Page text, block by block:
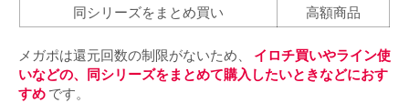
同シリーズをまとめ買い
高額商品
メガポは還元回数の制限がないため、
イロチ買いやライン使
いなどの、同シリーズをまとめて購入したいときなどにおす
すめ です。